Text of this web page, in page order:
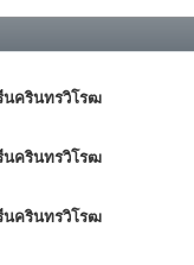
นครินทรวิโรฒ
นครินทรวิโรฒ
นครินทรวิโรฒ